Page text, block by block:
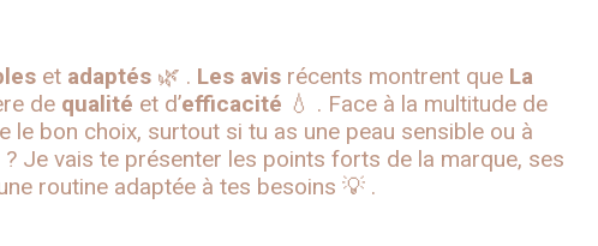
et adaptés 🌿 . Les avis récents montrent que La
de qualité et d’efficacité 💧 . Face à la multitude de
le bon choix, surtout si tu as une peau sensible ou à
Je vais te présenter les points forts de la marque, ses
routine adaptée à tes besoins 💡 .